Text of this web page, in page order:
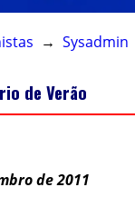
→ Sysadmin
de Verão
de 2011